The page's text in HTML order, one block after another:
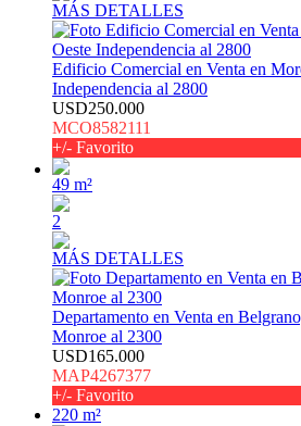
MÁS DETALLES
Edificio Comercial en Venta en
Independencia al 2800
USD250.000
MCO8582111
+/- Favorito
49 m²
2
MÁS DETALLES
Departamento en Venta en
Monroe al 2300
USD165.000
MAP4267377
+/- Favorito
220 m²